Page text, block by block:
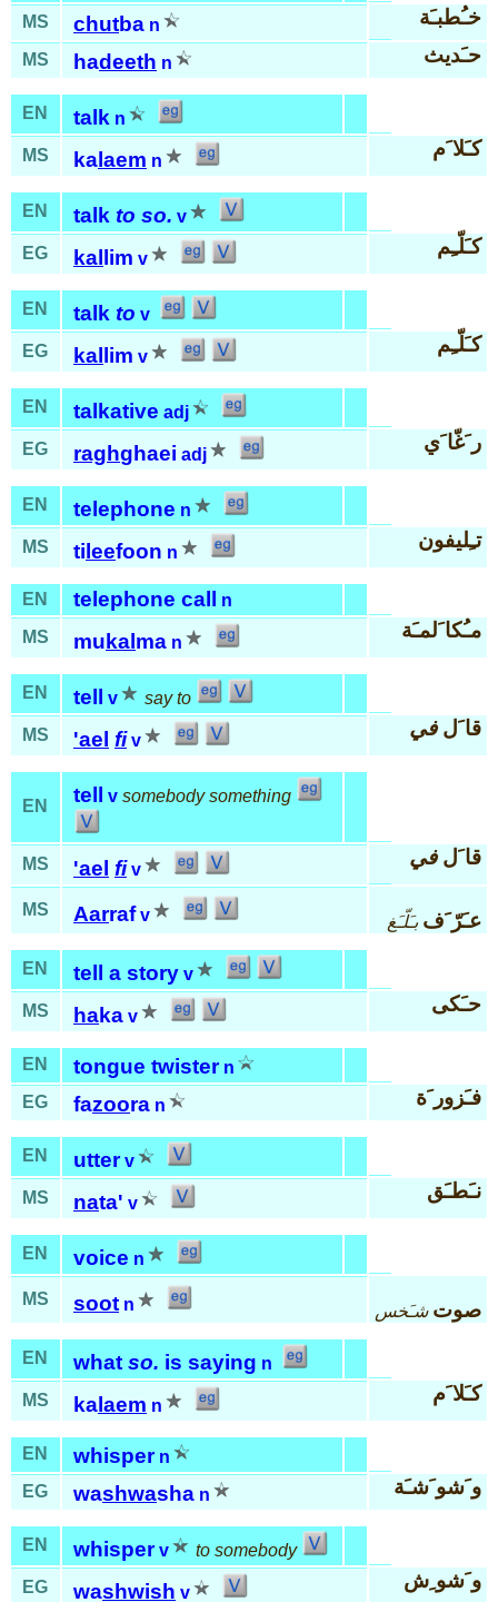
MS
chutba n خـُطبـَة
MS hadeeth n حـَديث
EN talk n
MS
ka laem n
كـَلا َم
EN talk to so. v
EG
kal lim v
كـَلّـِم
EN talk to v
EG
kal lim v
كـَلّـِم
EN talkative adj
EG
raghghaei adj
ر َغّا َي
EN telephone n
MS
ti leefoon n
تـِليفون
EN telephone call
n
MS
mu kal ma n
مـُكا َلمـَة
EN tell v
say to
MS
'ael fi v
قا َلفي
EN tell v somebody something
MS 'ael fi v
قا َلفي
MS Aarraf v عـَرّ َف بـَلّـَغ
EN tell a story v
MS
haka v
حـَكى
EN tongue twister n
EG
fazoora n فـَزور َة
EN utter v
MS
nata' v
نـَطـَق
EN voice n
MS soot n صوت شـَخس
EN what so. is saying n
MS
ka laem n
كـَلا َم
EN whisper n
EG
washwasha n و َشو َشـَة
EN whisper v
to somebody
EG
washwish v
و َشو ِش